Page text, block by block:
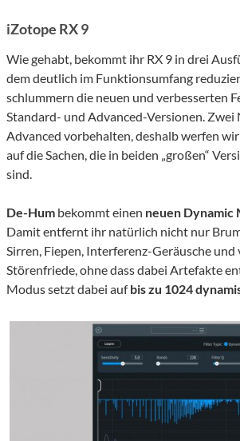
iZotope RX 9
Wie gehabt, bekommt ihr RX 9 in drei
dem deutlich im Funktionsumfang
schlummern die neuen und verbesserten
Standard- und Advanced-Versionen. Zwei
Advanced vorbehalten, deshalb werfen
auf die Sachen, die in beiden „großen“
sind.
De-Hum bekommt einen neuen Dynamic
Damit entfernt ihr natürlich nicht nur
Sirren, Fiepen, Interferenz-Geräusche und
Störenfriede, ohne dass dabei Artefakte
Modus setzt dabei aufbis zu 1024